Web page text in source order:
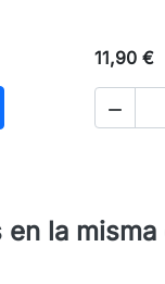
al carrito
11,90 €

la